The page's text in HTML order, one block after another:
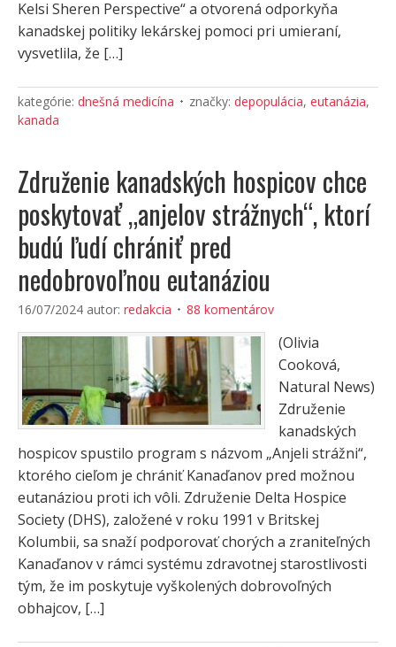
Kelsi Sheren Perspective“ a otvorená odporkyňa
kanadskej politiky lekárskej pomoci pri umieraní,
vysvetlila, že […]
kategórie: dnešná medicína značky: depopulácia, eutanázia,
kanada
Združenie kanadských hospicov chce
poskytovať „anjelov strážnych“, ktorí
budú ľudí chrániť pred
nedobrovoľnou eutanáziou
16/07/2024 autor: redakcia 88 komentárov
(Olivia
Cooková,
Natural News)
Združenie
kanadských
hospicov spustilo program s názvom „Anjeli strážni“,
ktorého cieľom je chrániť Kanaďanov pred možnou
eutanáziou proti ich vôli. Združenie Delta Hospice
Society (DHS), založené v roku 1991 v Britskej
Kolumbii, sa snaží podporovať chorých a zraniteľných
Kanaďanov v rámci systému zdravotnej starostlivosti
tým, že im poskytuje vyškolených dobrovoľných
obhajcov, […]